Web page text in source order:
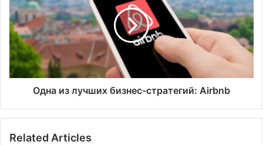
н
а
б
л
о
г
е
н
а
и
з
л
у
ч
и
Одна из лучших бизнес-стратегий: Airbnb
Related Articles